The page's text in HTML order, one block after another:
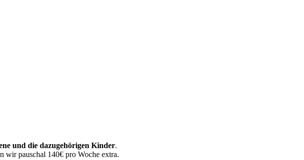
und die dazugehörigen Kinder.
wir pauschal 140€ pro Woche extra.